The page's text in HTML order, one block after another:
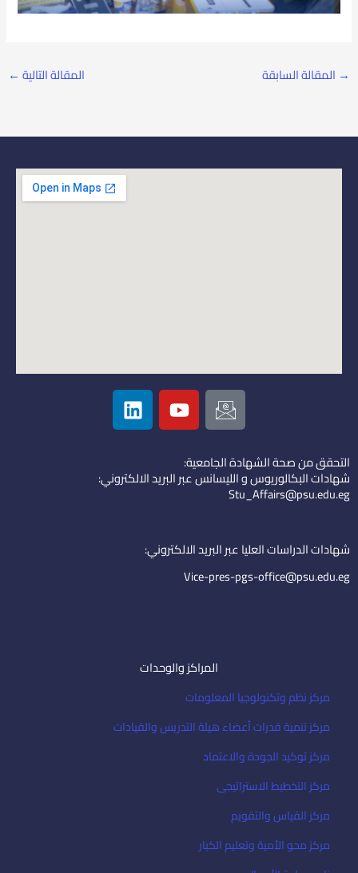
→ المقالة السابقة المقالة التالية ←
I
c
o
n
-
e
i
l
Y
o
u
u
b
L
i
n
e
d
التحقق من صحة الشهادة الجامعية:
شهادات البكالوريوس و الليسانس عبر البريد الالكتروني:
Stu_Affairs@psu.edu.eg
شهادات الدراسات العليا عبر البريد الالكتروني:
Vice-pres-pgs-office@psu.edu.eg
المراكز والوحدات
مركز نظم وتكنولوجيا المعلومات
مركز تنمية قدرات أعضاء هيئة التدريس والقيادات
مركز توكيد الجودة والاعتماد
مركز التخطيط الاستراتيجى
مركز القياس والتقويم
مركز محو الأمية وتعليم الكبار